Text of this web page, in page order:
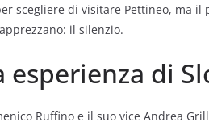
scegliere di visitare Pettineo, ma il
il silenzio.
di
Ruffino e il suo vice Andrea